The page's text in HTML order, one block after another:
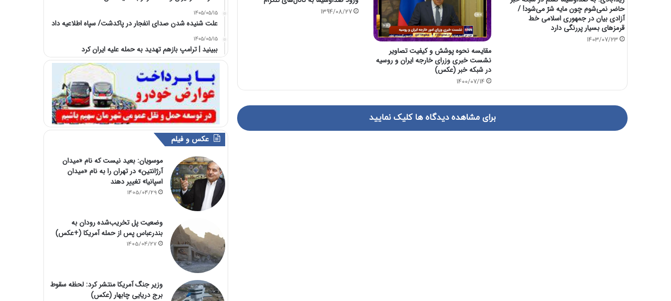
حاضر نمی‌شوم چون مایه شرّ می‌شود! /
آزادی بیان در جمهوری اسلامی خط
قرمزهای بسیار پررنگی دارد
1403/07/23
مقایسه نحوه پوشش و کیفیت تصاویر
نشست خبری وزرای خارجه ایران و روسیه
در شبکه خبر (عکس)
1400/07/14
1394/08/27
برای مشاهده دیدگاه ها کلیک نمایید
1405/05/15
علت شنیده شدن صدای انفجار در پاکدشت/ سپاه اطلاعیه داد
1405/05/15
ببینید | ترامپ بازهم تهدید به حمله علیه ایران کرد
عکس و فیلم
موسویان: بعید نیست که نام «میدان
آرژانتین» در تهران را به نام «میدان
اسپانیا» تغییر دهند
1405/04/29
وضعیت پل تخریب‌شده رودان به
بندرعباس پس از حمله آمریکا (+عکس)
1405/04/27
وزیر جنگ آمریکا منتشر کرد: لحظه سقوط
برج دریایی چابهار (عکس)